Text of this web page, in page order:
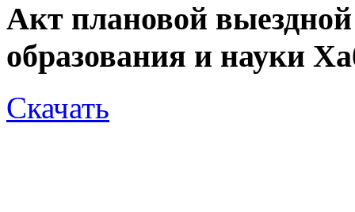
Акт плановой
образования и науки
Скачать